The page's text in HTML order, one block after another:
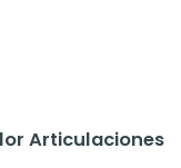
Articulaciones